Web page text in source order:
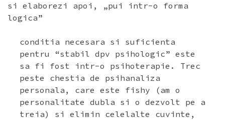
si elaborezi apoi, „pui intr-o forma
logica”
conditia necesara si suficienta
pentru “stabil dpv psihologic” este
sa fi fost intr-o psihoterapie. Trec
peste chestia de psihanaliza
personala, care este fishy (am o
personalitate dubla si o dezvolt pe a
treia) si elimin celelalte cuvinte,